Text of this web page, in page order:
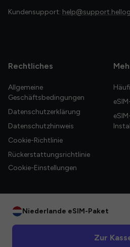
Kundensupport:
Rechtliches
Allgemeine
Geschäftsbedingungen
Datenschutzerklärung
Datenschutzhinweis
Cookie-Richtlinie
Rückerstattungsrichtlinie
Cookie-Einstellungen
Niederlande eSIM-Paket
Zur